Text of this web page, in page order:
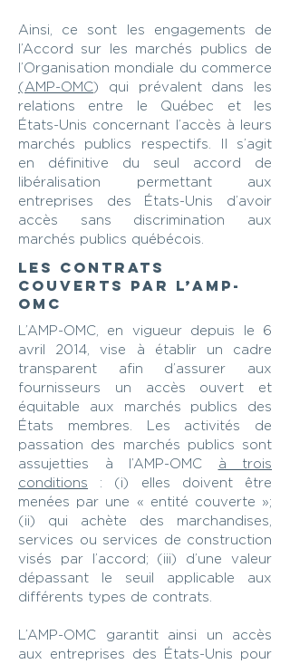
Ainsi, ce sont les engagements de
l’Accord sur les marchés publics de
l’Organisation mondiale du commerce
(AMP-OMC) qui prévalent dans les
relations entre le Québec et les
États-Unis concernant l’accès à leurs
marchés publics respectifs. Il s’agit
en définitive du seul accord de
libéralisation permettant aux
entreprises des États-Unis d’avoir
accès sans discrimination aux
marchés publics québécois.
Les contrats
couverts par l’AMP-
OMC
L’AMP-OMC, en vigueur depuis le 6
avril 2014, vise à établir un cadre
transparent afin d’assurer aux
fournisseurs un accès ouvert et
équitable aux marchés publics des
États membres. Les activités de
passation des marchés publics sont
assujetties à l’AMP-OMC à trois
conditions : (i) elles doivent être
menées par une « entité couverte »;
(ii) qui achète des marchandises,
services ou services de construction
visés par l’accord; (iii) d’une valeur
dépassant le seuil applicable aux
différents types de contrats.
L’AMP-OMC garantit ainsi un accès
aux entreprises des États-Unis pour